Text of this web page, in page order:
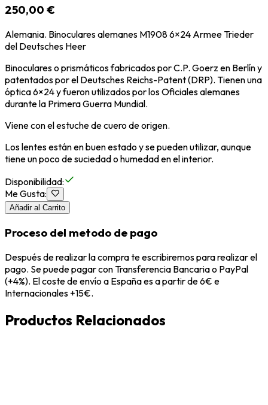
250,00 €
Alemania. Binoculares alemanes M1908 6×24 Armee Trieder
del Deutsches Heer
Binoculares o prismáticos fabricados por C.P. Goerz en Berlín y
patentados por el Deutsches Reichs-Patent (DRP). Tienen una
óptica 6×24 y fueron utilizados por los Oficiales alemanes
durante la Primera Guerra Mundial.
Viene con el estuche de cuero de origen.
Los lentes están en buen estado y se pueden utilizar, aunque
tiene un poco de suciedad o humedad en el interior.
Disponibilidad:
Me Gusta:
Añadir al Carrito
Proceso del metodo de pago
Después de realizar la compra te escribiremos para realizar el
pago. Se puede pagar con Transferencia Bancaria o PayPal
(+4%). El coste de envío a España es a partir de 6€ e
Internacionales +15€.
Productos Relacionados